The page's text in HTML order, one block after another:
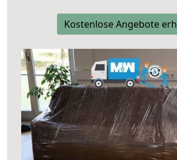
Kostenlose Angebote